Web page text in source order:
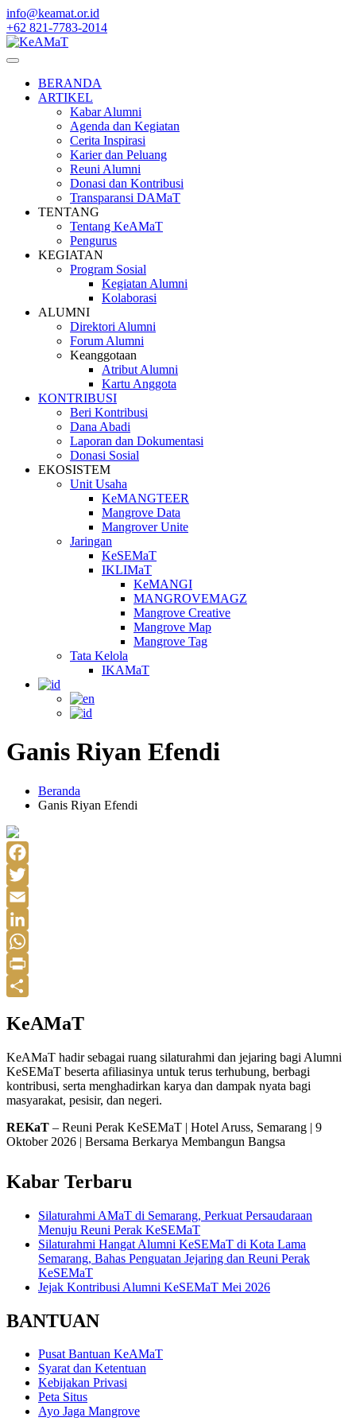
Skip
to
content
info@keamat.or.id
+62 821-7783-2014
BERANDA
ARTIKEL
Kabar Alumni
Agenda dan Kegiatan
Cerita Inspirasi
Karier dan Peluang
Reuni Alumni
Donasi dan Kontribusi
Transparansi DAMaT
TENTANG
Tentang KeAMaT
Pengurus
KEGIATAN
Program Sosial
Kegiatan Alumni
Kolaborasi
ALUMNI
Direktori Alumni
Forum Alumni
Keanggotaan
Atribut Alumni
Kartu Anggota
KONTRIBUSI
Beri Kontribusi
Dana Abadi
Laporan dan Dokumentasi
Donasi Sosial
EKOSISTEM
Unit Usaha
KeMANGTEER
Mangrove Data
Mangrover Unite
Jaringan
KeSEMaT
IKLIMaT
KeMANGI
MANGROVEMAGZ
Mangrove Creative
Mangrove Map
Mangrove Tag
Tata Kelola
IKAMaT
Ganis Riyan Efendi
Beranda
Ganis Riyan Efendi
Facebook
Twitter
Email
LinkedIn
WhatsApp
Print
KeAMaT
KeAMaT hadir sebagai ruang silaturahmi dan jejaring bagi Alumni
KeSEMaT beserta afiliasinya untuk terus terhubung, berbagi
kontribusi, serta menghadirkan karya dan dampak nyata bagi
masyarakat, pesisir, dan negeri.
REKaT – Reuni Perak KeSEMaT | Hotel Aruss, Semarang | 9
Oktober 2026 | Bersama Berkarya Membangun Bangsa
Kabar Terbaru
Silaturahmi AMaT di Semarang, Perkuat Persaudaraan
Menuju Reuni Perak KeSEMaT
Silaturahmi Hangat Alumni KeSEMaT di Kota Lama
Semarang, Bahas Penguatan Jejaring dan Reuni Perak
KeSEMaT
Jejak Kontribusi Alumni KeSEMaT Mei 2026
BANTUAN
Pusat Bantuan KeAMaT
Syarat dan Ketentuan
Kebijakan Privasi
Peta Situs
Ayo Jaga Mangrove